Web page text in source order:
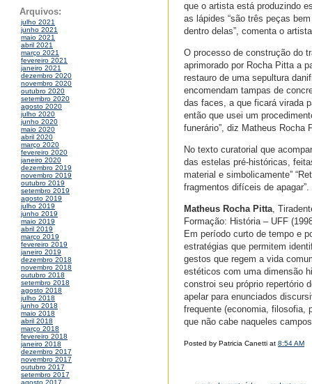
Arquivos:
julho 2021
junho 2021
maio 2021
abril 2021
março 2021
fevereiro 2021
janeiro 2021
dezembro 2020
novembro 2020
outubro 2020
setembro 2020
agosto 2020
julho 2020
junho 2020
maio 2020
abril 2020
março 2020
fevereiro 2020
janeiro 2020
dezembro 2019
novembro 2019
outubro 2019
setembro 2019
agosto 2019
julho 2019
junho 2019
maio 2019
abril 2019
março 2019
fevereiro 2019
janeiro 2019
dezembro 2018
novembro 2018
outubro 2018
setembro 2018
agosto 2018
julho 2018
junho 2018
maio 2018
abril 2018
março 2018
fevereiro 2018
janeiro 2018
dezembro 2017
novembro 2017
outubro 2017
setembro 2017
que o artista está produzindo
as lápides “são três peças
dentro delas”, comenta o
O processo de construção do
aprimorado por Rocha Pitta a
restauro de uma sepultura
encomendam tampas de
das faces, a que ficará virada
então que usei um
funerário”, diz Matheus Rocha
No texto curatorial que
das estelas pré-históricas,
material e simbolicamente”
fragmentos difíceis de apagar”.
Matheus Rocha Pitta,
Formação: História – UFF
Em período curto de tempo e
estratégias que permitem
gestos que regem a vida
estéticos com uma dimensão
constroi seu próprio repertório
apelar para enunciados
frequente (economia, filosofia,
que não cabe naqueles
Posted by Patricia Canetti at 8:54 AM